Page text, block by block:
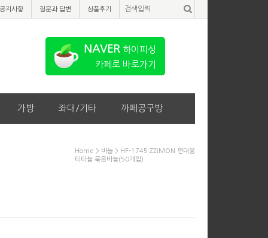
공지사항 질문과 답변 상품후기
가방 좌대/기타 까페공구방
NAVER 하이피싱
카페로 바로가기
Home > 바늘 > HF-1745 ZZiMON 편대용
티타늄 묶음바늘(50개입)